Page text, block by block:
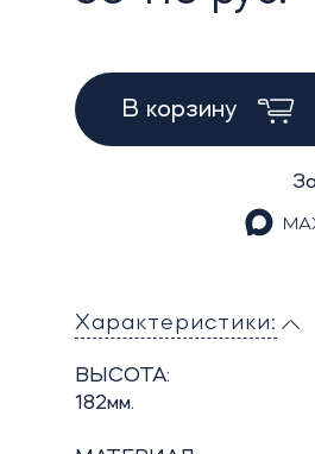
В корзину
Характеристики:
ВЫСОТА:
182мм.